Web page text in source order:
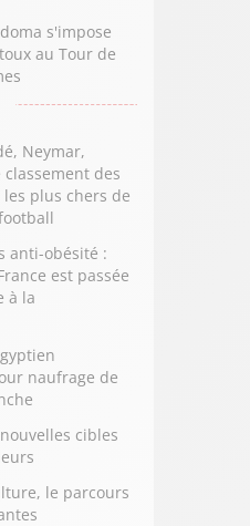
s'impose
au Tour de
Neymar,
classement des
plus chers de
anti-obésité :
est passée
à la
naufrage de
cibles
le parcours